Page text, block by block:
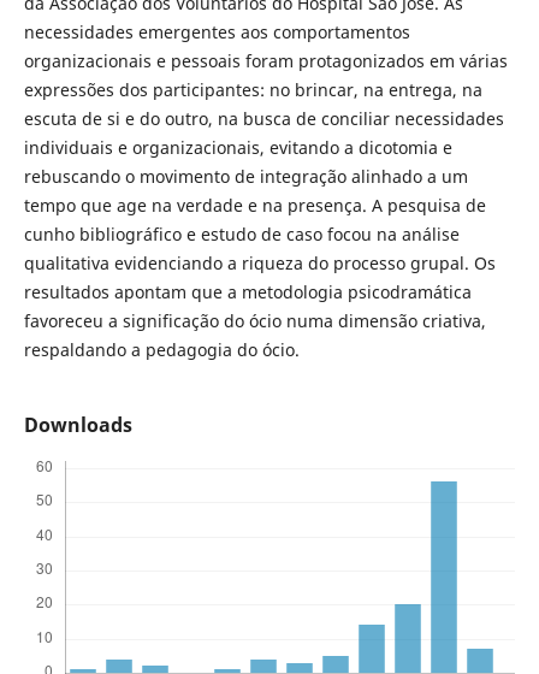
necessidades emergentes aos comportamentos
organizacionais e pessoais foram protagonizados em várias
expressões dos participantes: no brincar, na entrega, na
escuta de si e do outro, na busca de conciliar necessidades
individuais e organizacionais, evitando a dicotomia e
rebuscando o movimento de integração alinhado a um
tempo que age na verdade e na presença. A pesquisa de
cunho bibliográfico e estudo de caso focou na análise
qualitativa evidenciando a riqueza do processo grupal. Os
resultados apontam que a metodologia psicodramática
favoreceu a significação do ócio numa dimensão criativa,
respaldando a pedagogia do ócio.
Downloads